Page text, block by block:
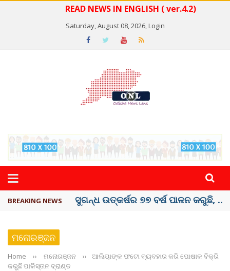
READ NEWS IN ENGLISH ( ver.4.2)
Saturday, August 08, 2026,Login
BREAKING NEWS ୟୁପିଆଇ ଓ ଅନ୍ୟାନ୍ୟ ଡିଜିଟାଲ୍ ନେଣଦେଣ ...
ମନୋରଞ୍ଜନ
Home ›› ମନୋରଞ୍ଜନ ››
ଆଲିୟାଙ୍କ ଫଟୋ ବ୍ୟବହାର କରି ପୋଷାକ ବିକ୍ରି
କରୁଛି ପାକିସ୍ତାନ ବ୍ରାଣ୍ଡ